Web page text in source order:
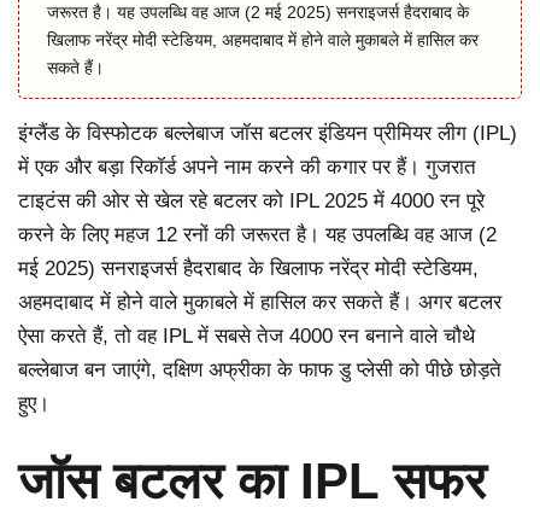
जरूरत है। यह उपलब्धि वह आज (2 मई 2025) सनराइजर्स हैदराबाद के
खिलाफ नरेंद्र मोदी स्टेडियम, अहमदाबाद में होने वाले मुकाबले में हासिल कर
सकते हैं।
इंग्लैंड के विस्फोटक बल्लेबाज जॉस बटलर इंडियन प्रीमियर लीग (IPL)
में एक और बड़ा रिकॉर्ड अपने नाम करने की कगार पर हैं। गुजरात
टाइटंस की ओर से खेल रहे बटलर को IPL 2025 में 4000 रन पूरे
करने के लिए महज 12 रनों की जरूरत है। यह उपलब्धि वह आज (2
मई 2025) सनराइजर्स हैदराबाद के खिलाफ नरेंद्र मोदी स्टेडियम,
अहमदाबाद में होने वाले मुकाबले में हासिल कर सकते हैं। अगर बटलर
ऐसा करते हैं, तो वह IPL में सबसे तेज 4000 रन बनाने वाले चौथे
बल्लेबाज बन जाएंगे, दक्षिण अफ्रीका के फाफ डु प्लेसी को पीछे छोड़ते
हुए।
जॉस बटलर का IPL सफर